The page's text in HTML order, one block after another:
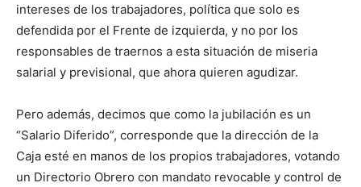
intereses de los trabajadores, política que solo es
defendida por el Frente de izquierda, y no por los
responsables de traernos a esta situación de miseria
salarial y previsional, que ahora quieren agudizar.
Pero además, decimos que como la jubilación es un
“Salario Diferido”, corresponde que la dirección de la
Caja esté en manos de los propios trabajadores, votando
un Directorio Obrero con mandato revocable y control de